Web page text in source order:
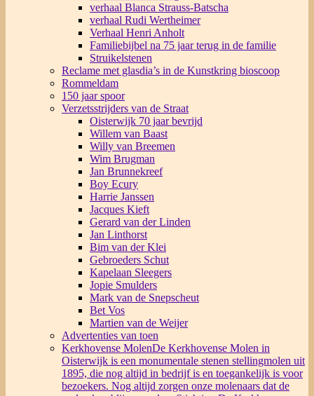
verhaal Blanca Strauss-Batscha
verhaal Rudi Wertheimer
Verhaal Henri Anholt
Familiebijbel na 75 jaar terug in de familie
Struikelstenen
Reclame met glasdia’s in de Kunstkring bioscoop
Rommeldam
150 jaar spoor
Verzetsstrijders van de Straat
Oisterwijk 70 jaar bevrijd
Willem van Baast
Willy van Breemen
Wim Brugman
Jan Brunnekreef
Boy Ecury
Harrie Janssen
Jacques Kieft
Gerard van der Linden
Jan Linthorst
Bim van der Klei
Gebroeders Schut
Kapelaan Sleegers
Jopie Smulders
Mark van de Snepscheut
Bet Vos
Martien van de Weijer
Advertenties van toen
Kerkhovense MolenDe Kerkhovense Molen in
Oisterwijk is een monumentale stenen stellingmolen uit
1895, die nog altijd in bedrijf is en toegankelijk is voor
bezoekers. Nog altijd zorgen onze molenaars dat de